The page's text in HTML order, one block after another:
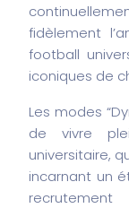
fidèlement
football
iconiques de
Les modes
de vivre
universitaire,
incarnant un